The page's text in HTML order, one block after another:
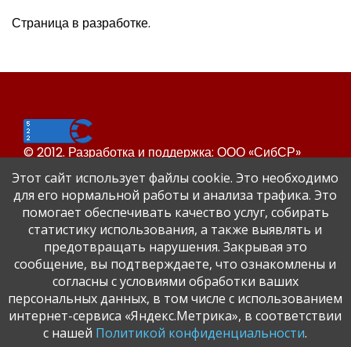
Страница в разработке.
© 2012. Разработка и поддержка: ООО «СибСР»
Все права защищены законом и международными
соглашениями.
Сайт Динского района
Официальный сайт администрации Краснодарского
края.
Этот сайт использует файлы cookie. Это необходимо
для его нормальной работы и анализа трафика. Это
помогает обеспечивать качество услуг, собирать
статистику использования, а также выявлять и
предотвращать нарушения. Закрывая это
сообщение, вы подтверждаете, что ознакомлены и
согласны с условиями обработки ваших
персональных данных, в том числе с использованием
интернет-сервиса «Яндекс.Метрика», в соответствии
с нашей Политикой конфиденциальности.